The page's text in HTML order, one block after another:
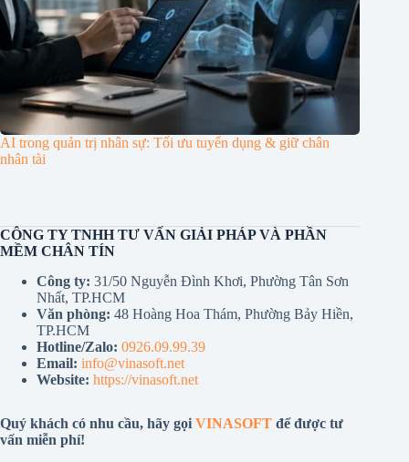
AI trong quản trị nhân sự: Tối ưu tuyển dụng & giữ chân
nhân tài
CÔNG TY TNHH TƯ VẤN GIẢI PHÁP VÀ PHẦN
MỀM CHÂN TÍN
Công ty: 31/50 Nguyễn Đình Khơi, Phường Tân Sơn
Nhất, TP.HCM
Văn phòng: 48 Hoàng Hoa Thám, Phường Bảy Hiền,
TP.HCM
Hotline/Zalo: 0926.09.99.39
Email: info@vinasoft.net
Website: https://vinasoft.net
Quý khách có nhu cầu, hãy gọi VINASOFT để được tư
vấn miễn phí!